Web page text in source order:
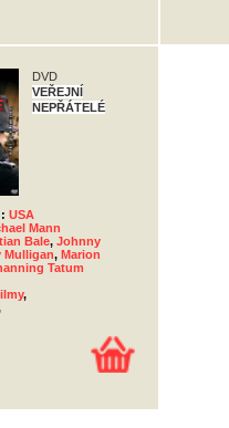
DVD
VEŘEJNÍ
NEPŘÁTELÉ
USA
Mann
Bale, Johnny
Mulligan, Marion
Tatum
,